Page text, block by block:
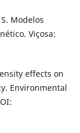
S. Modelos
Viçosa:
effects on
Environmental